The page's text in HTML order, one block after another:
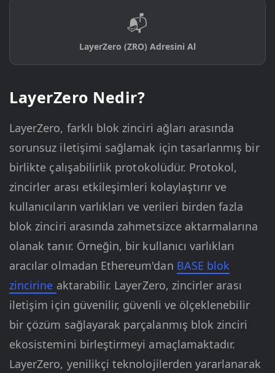
📬
LayerZero (ZRO) Adresini Al
LayerZero Nedir?
LayerZero, farklı blok zinciri ağları arasında
sorunsuz iletişimi sağlamak için tasarlanmış bir
birlikte çalışabilirlik protokolüdür. Protokol,
zincirler arası etkileşimleri kolaylaştırır ve
kullanıcıların varlıkları ve verileri birden fazla
blok zinciri arasında zahmetsizce aktarmalarına
olanak tanır. Örneğin, bir kullanıcı varlıkları
aracılar olmadan Ethereum'dan BASE blok
zincirine aktarabilir. LayerZero, zincirler arası
iletişim için güvenilir, güvenli ve ölçeklenebilir
bir çözüm sağlayarak parçalanmış blok zinciri
ekosistemini birleştirmeyi amaçlamaktadır.
LayerZero, yenilikçi teknolojilerden yararlanarak